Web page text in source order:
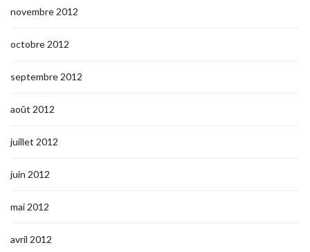
novembre 2012
octobre 2012
septembre 2012
août 2012
juillet 2012
juin 2012
mai 2012
avril 2012